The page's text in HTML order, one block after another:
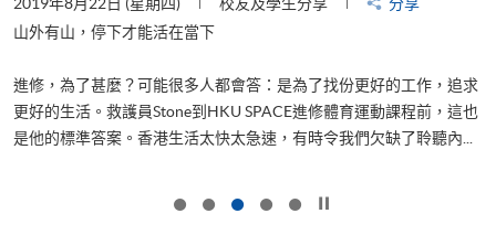
2019年8月22日 (星期四) 校友及學生分享
分享
山外有山，停下才能活在當下
進修，為了甚麼？可能很多人都會答：是為了找份更好的工作，追求
更好的生活。救護員Stone到HKU SPACE進修體育運動課程前，這也
是他的標準答案。香港生活太快太急速，有時令我們欠缺了聆聽內...